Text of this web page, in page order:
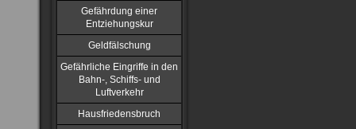
Gefährdung einer
Entziehungskur
Geldfälschung
Gefährliche Eingriffe in den
Bahn-, Schiffs- und
Luftverkehr
Hausfriedensbruch